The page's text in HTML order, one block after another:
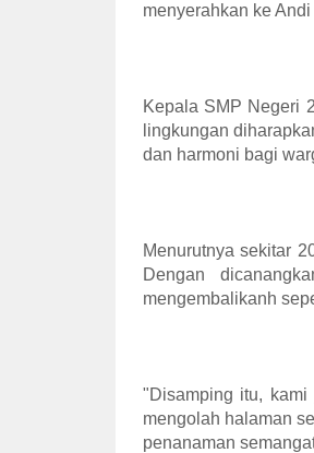
menyerahkan ke
Kepala SMP Negeri
lingkungan
dan harmoni bagi
Menurutnya sekitar
Dengan
mengembalikanh
"Disamping itu,
mengolah halaman
penanaman